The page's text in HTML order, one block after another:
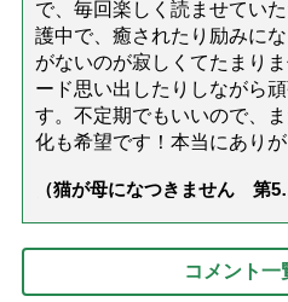
で、毎回楽しく読ませてい
護中で、癒されたり励みに
がないのが寂しくてたまり
ード思い出したりしながら
す。不定期でもいいので、
化も希望です！本当にありが
（猫が母になつきません 第
コメント一